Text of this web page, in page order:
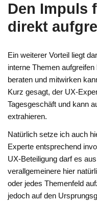
Den Impuls
direkt
Ein weiterer Vorteil liegt
interne Themen
beraten und mitwirken
Kurz gesagt, der UX-
Tagesgeschäft und kann
extrahieren.
Natürlich setze ich auch
Experte entsprechend
UX-Beteiligung darf es
verallgemeinere hier
oder jedes Themenfeld
jedoch auf den